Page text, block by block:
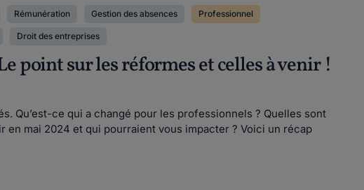
Rémunération Gestion des absences Professionnel
Droit des entreprises
point sur les réformes et celles à venir !
Qu’est-ce qui a changé pour les professionnels ? Quelles sont
mai 2024 et qui pourraient vous impacter ? Voici un récap